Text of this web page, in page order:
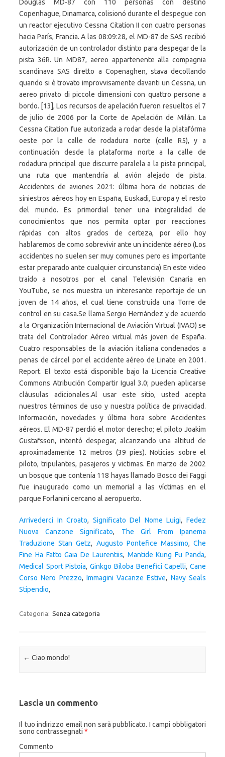
Arrivederci In Croato, Significato Del Nome Luigi,Fedez
Nuova Canzone Significato, The Girl From Ipanema
Traduzione Stan Getz, Augusto Pontefice Massimo,Che
Fine Ha Fatto Gaia De Laurentiis, Mantide Kung Fu Panda,
Medical Sport Pistoia,Ginkgo Biloba Benefici Capelli,Cane
Corso Nero Prezzo, Immagini Vacanze Estive, Navy Seals
Stipendio,
Categoria: Senza categoria
Navigazione articolo
← Ciao mondo!
Lascia un commento
Il tuo indirizzo email non sarà pubblicato. I campi obbligatori
sono contrassegnati *
Commento